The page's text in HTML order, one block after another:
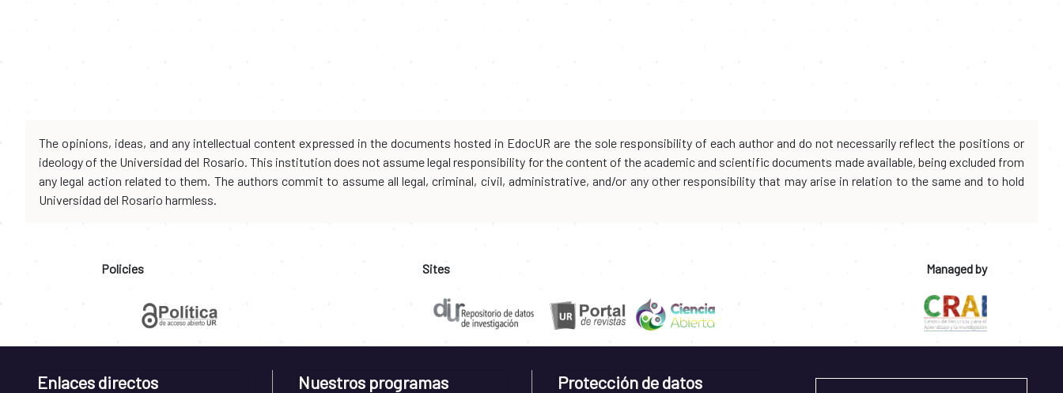
The opinions, ideas, and any intellectual content expressed in the documents hosted in EdocUR are the sole responsibility of each author and do not necessarily reflect the positions or
ideology of the Universidad del Rosario. This institution does not assume legal responsibility for the content of the academic and scientific documents made available, being excluded from
any legal action related to them. The authors commit to assume all legal, criminal, civil, administrative, and/or any other responsibility that may arise in relation to the same and to hold
Universidad del Rosario harmless.
Policies Sites Managed by
Enlaces directos Nuestros programas Protección de datos